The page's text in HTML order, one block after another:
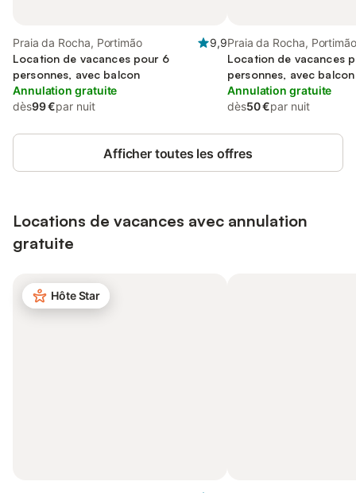
Praia da Rocha, Portimão
9,9
Location de vacances pour 6
personnes, avec balcon
Annulation gratuite
dès99 €par nuit
Praia da Rocha, Portimão
Location de vacances
personnes, avec balcon
Annulation gratuite
dès50 €par nuit
Afficher toutes les offres
Locations de vacances avec annulation
gratuite
Hôte Star